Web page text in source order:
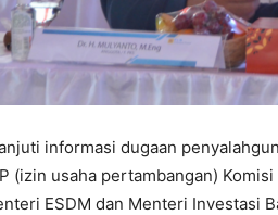
informasi dugaan
(izin usaha pertambangan)
ESDM dan Menteri Investasi